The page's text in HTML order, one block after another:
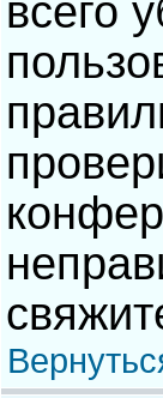
всего